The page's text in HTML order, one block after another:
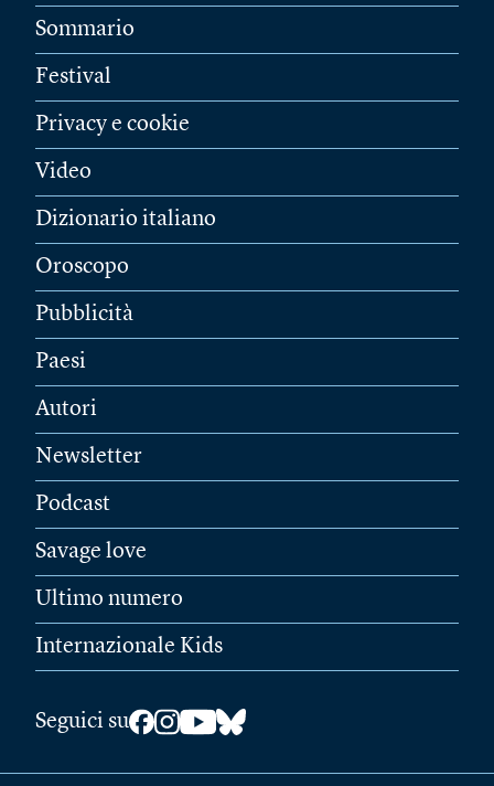
Sommario
Festival
Privacy e cookie
Video
Dizionario italiano
Oroscopo
Pubblicità
Paesi
Autori
Newsletter
Podcast
Savage love
Ultimo numero
Internazionale Kids
Seguici su